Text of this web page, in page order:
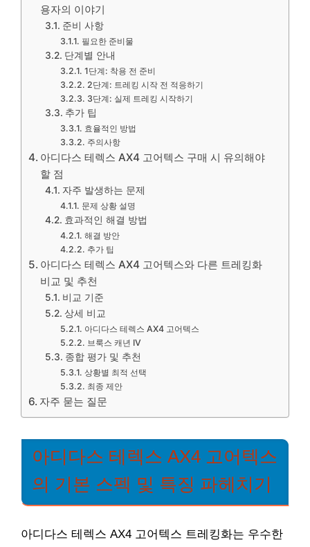
용자의 이야기
준비 사항
필요한 준비물
단계별 안내
1단계: 착용 전 준비
2단계: 트레킹 시작 전 적응하기
3단계: 실제 트레킹 시작하기
추가 팁
효율적인 방법
주의사항
아디다스 테렉스 AX4 고어텍스 구매 시 유의해야
할 점
자주 발생하는 문제
문제 상황 설명
효과적인 해결 방법
해결 방안
추가 팁
아디다스 테렉스 AX4 고어텍스와 다른 트레킹화
비교 및 추천
비교 기준
상세 비교
아디다스 테렉스 AX4 고어텍스
브룩스 캐년 IV
종합 평가 및 추천
상황별 최적 선택
최종 제안
자주 묻는 질문
아디다스 테렉스 AX4 고어텍스
의 기본 스펙 및 특징 파헤치기
아디다스 테렉스 AX4 고어텍스 트레킹화는 우수한